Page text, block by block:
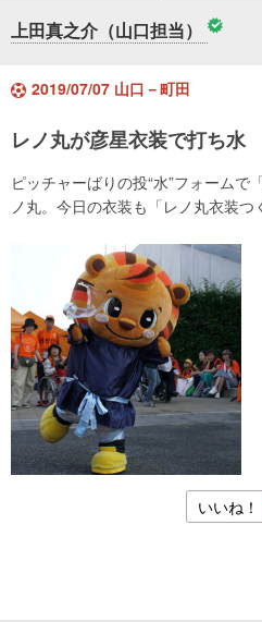
上田真之介（山口担当）
2019/07/07 山口－町田
レノ丸が彦星衣装で打ち水
ピッチャーばりの投“水”フォームで
ノ丸。今日の衣装も「レノ丸衣装つ
いいね！